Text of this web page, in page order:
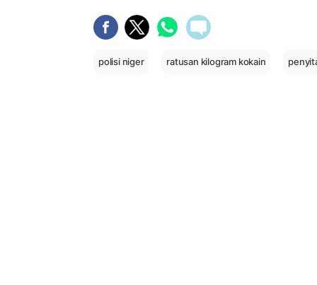
polisi niger ratusan kilogram kokain